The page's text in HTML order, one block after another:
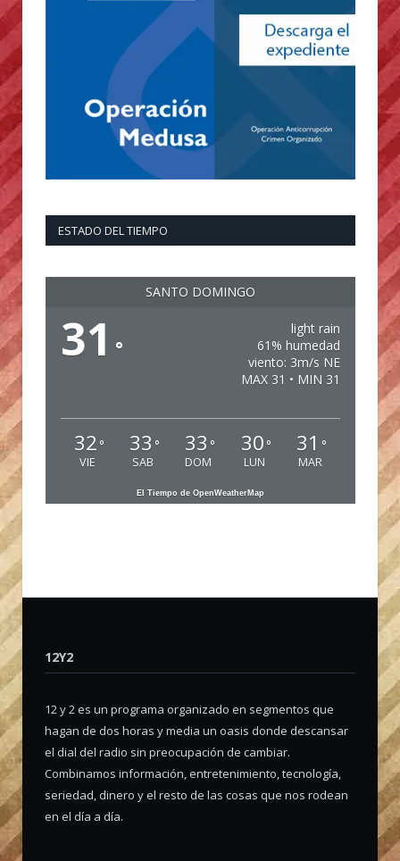
ESTADO DEL TIEMPO
SANTO DOMINGO
31 °
light rain
61% humedad
viento: 3m/s NE
MAX 31 • MIN 31
32 °
VIE
33 °
SAB
33 °
DOM
30 °
LUN
31 °
MAR
El Tiempo de OpenWeatherMap
12Y2
12 y 2 es un programa organizado en segmentos que
hagan de dos horas y media un oasis donde descansar
el dial del radio sin preocupación de cambiar.
Combinamos información, entretenimiento, tecnología,
seriedad, dinero y el resto de las cosas que nos rodean
en el día a día.